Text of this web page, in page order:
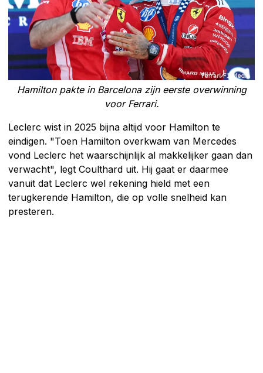
Hamilton pakte in Barcelona zijn eerste overwinning
voor Ferrari.
Leclerc wist in 2025 bijna altijd voor Hamilton te
eindigen. "Toen Hamilton overkwam van Mercedes
vond Leclerc het waarschijnlijk al makkelijker gaan dan
verwacht", legt Coulthard uit. Hij gaat er daarmee
vanuit dat Leclerc wel rekening hield met een
terugkerende Hamilton, die op volle snelheid kan
presteren.